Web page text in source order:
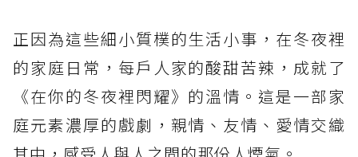
正因為這些細小質樸的生活小事，在冬夜裡
的家庭日常，每戶人家的酸甜苦辣，成就了
《在你的冬夜裡閃耀》的溫情。這是一部家
庭元素濃厚的戲劇，親情、友情、愛情交織